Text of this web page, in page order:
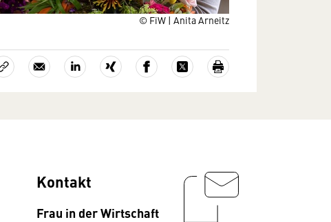
© FiW | Anita Arneitz
Kontakt
Frau in der Wirtschaft